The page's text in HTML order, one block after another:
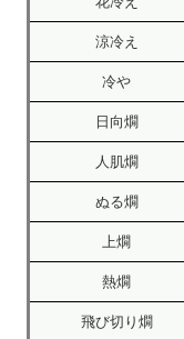
涼冷え
冷や
日向燗
人肌燗
ぬる燗
上燗
熱燗
飛び切り燗